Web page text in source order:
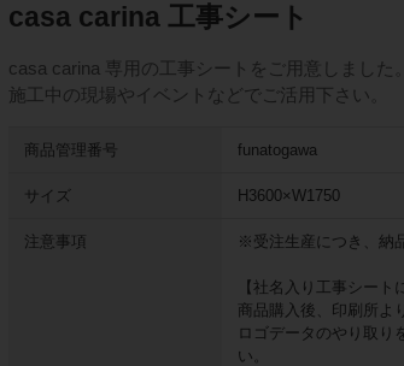
casa carina 工事シート
casa carina 専用の工事シートをご用意しました。
施工中の現場やイベントなどでご活用下さい。
商品管理番号 funatogawa
サイズ H3600×W1750
注意事項 ※受注生産につき、納
【社名入り工事シート
商品購入後、印刷所よ
ロゴデータのやり取り
い。